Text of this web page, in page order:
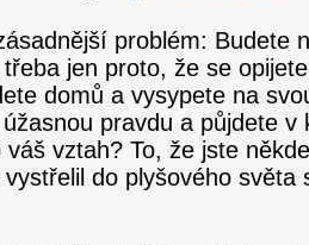
problém: Budete
třeba jen proto, že se
domů a vysypete na
pravdu a půjdete v
vztah? To, že jste
do plyšového